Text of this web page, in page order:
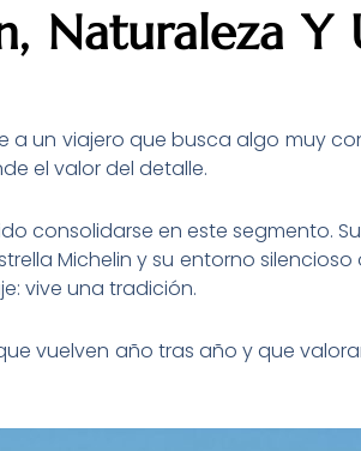
Naturaleza Y
a un viajero que busca algo muy
el valor del detalle.
consolidarse en este segmento.
Michelin y su entorno
vive una tradición.
vuelven año tras año y que